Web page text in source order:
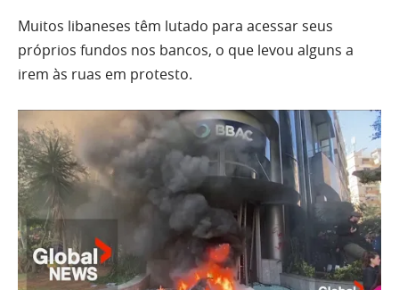
Muitos libaneses têm lutado para acessar seus
próprios fundos nos bancos, o que levou alguns a
irem às ruas em protesto.